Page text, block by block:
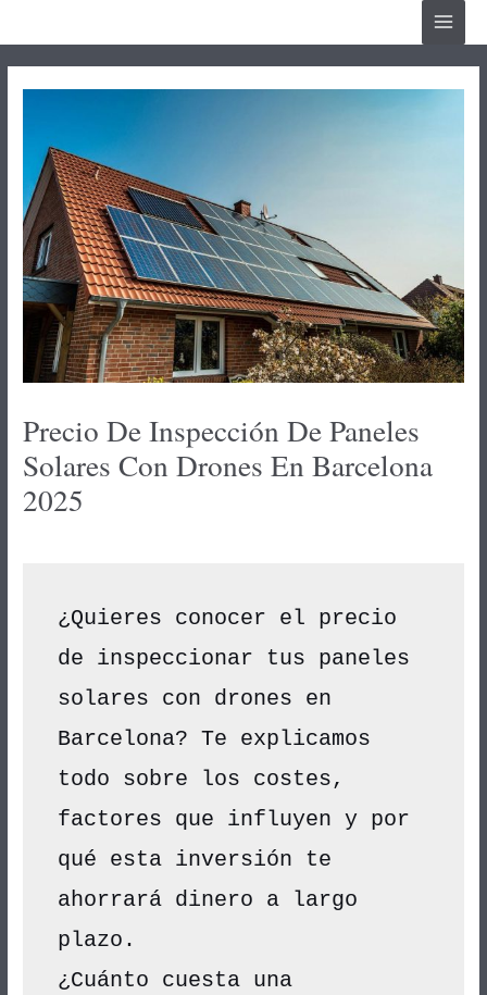
contenido
Main
Menu
Precio De Inspección De Paneles
Solares Con Drones En Barcelona
2025
¿Quieres conocer el precio
de inspeccionar tus paneles
solares con drones en
Barcelona? Te explicamos
todo sobre los costes,
factores que influyen y por
qué esta inversión te
ahorrará dinero a largo
plazo.
¿Cuánto cuesta una